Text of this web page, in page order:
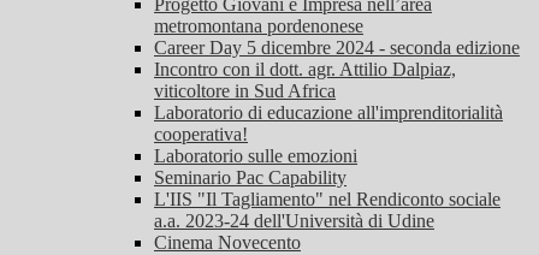
Progetto Giovani e Impresa nell’area
metromontana pordenonese
Career Day 5 dicembre 2024 - seconda edizione
Incontro con il dott. agr. Attilio Dalpiaz,
viticoltore in Sud Africa
Laboratorio di educazione all'imprenditorialità
cooperativa!
Laboratorio sulle emozioni
Seminario Pac Capability
L'IIS "Il Tagliamento" nel Rendiconto sociale
a.a. 2023-24 dell'Università di Udine
Cinema Novecento